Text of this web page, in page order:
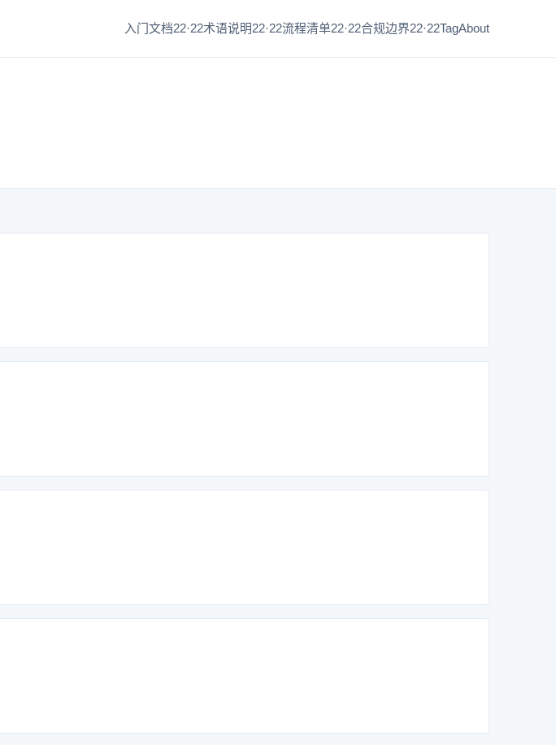
入门文档22·22术语说明22·22流程清单22·22合规边界22·22TagAbout